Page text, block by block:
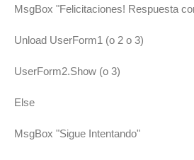
MsgBox "Felicitaciones! Respuesta
Unload UserForm1 (o 2 o 3)
UserForm2.Show (o 3)
Else
MsgBox "Sigue Intentando"